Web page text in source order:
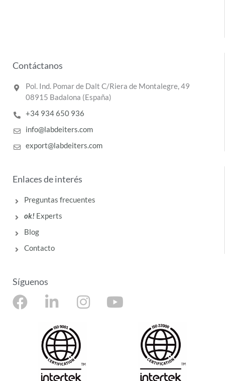
Contáctanos
Pol. Ind. Pomar de Dalt C/Riera de Montalegre, 49
08915 Badalona (España)
+34 934 650 936
info@labdeiters.com
export@labdeiters.com
Enlaces de interés
Preguntas frecuentes
ok!Experts
Blog
Contacto
Síguenos
F
L
n
k
e
I
a
Y